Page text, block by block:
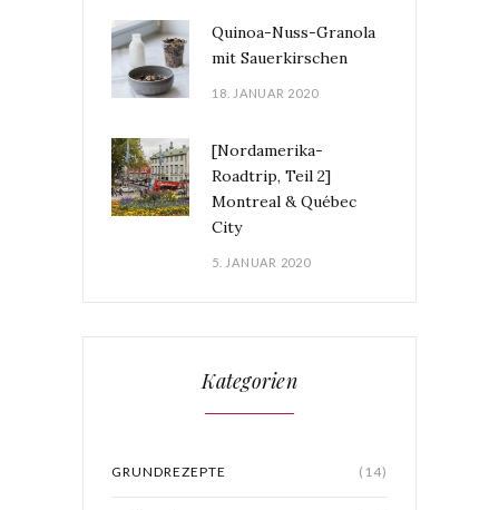
Quinoa-Nuss-Granola
mit Sauerkirschen
18. JANUAR 2020
[Nordamerika-
Roadtrip, Teil 2]
Montreal & Québec
City
5. JANUAR 2020
Kategorien
GRUNDREZEPTE (14)